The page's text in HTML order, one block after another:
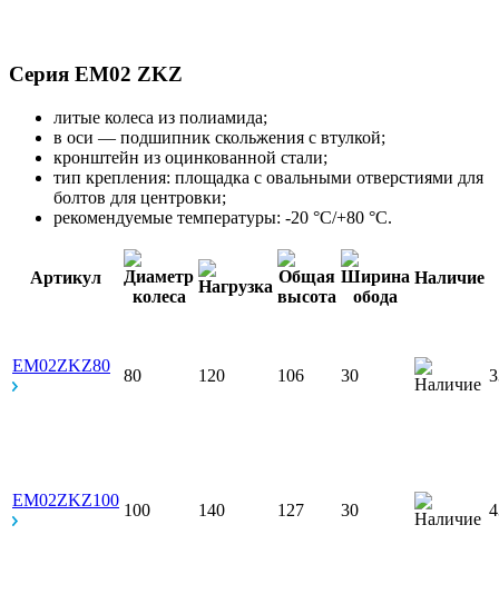
Серия EM02 ZKZ
литые колеса из полиамида;
в оси — подшипник скольжения с втулкой;
кронштейн из оцинкованной стали;
тип крепления: площадка с овальными отверстиями для
болтов для центровки;
рекомендуемые температуры: -20 °С/+80 °С.
Артикул Наличие
EM02ZKZ80
80 120 106 30
EM02ZKZ100
100 140 127 30